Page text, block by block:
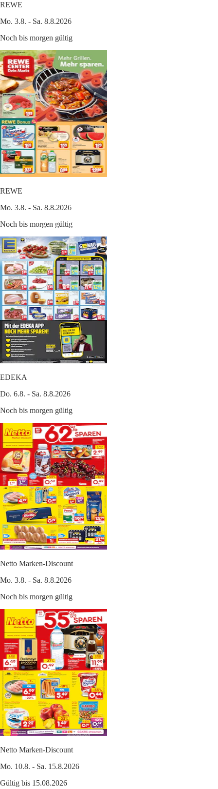
REWE
Mo. 3.8. - Sa. 8.8.2026
Noch bis morgen gültig
REWE
Mo. 3.8. - Sa. 8.8.2026
Noch bis morgen gültig
EDEKA
Do. 6.8. - Sa. 8.8.2026
Noch bis morgen gültig
Netto Marken-Discount
Mo. 3.8. - Sa. 8.8.2026
Noch bis morgen gültig
Netto Marken-Discount
Mo. 10.8. - Sa. 15.8.2026
Gültig bis 15.08.2026